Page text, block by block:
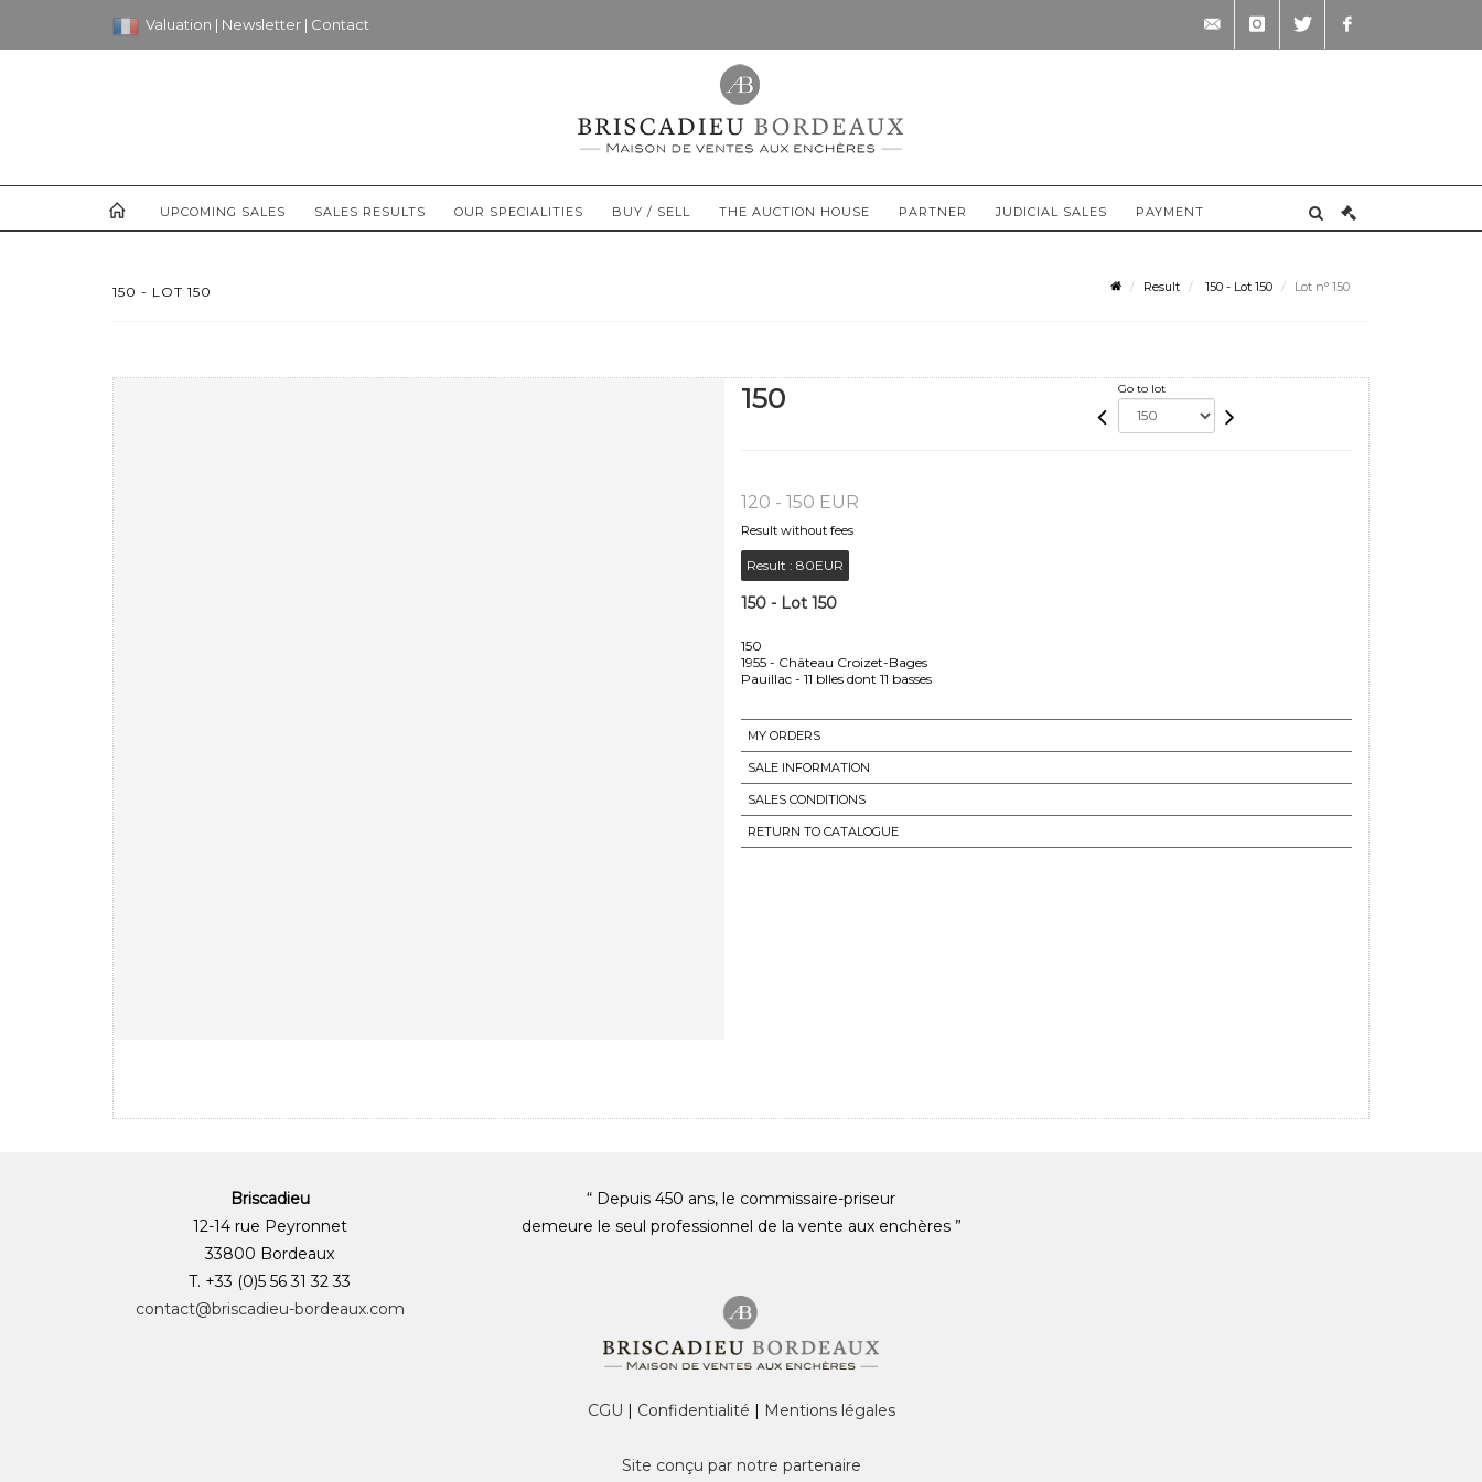
Valuation | Newsletter | Contact
UPCOMING SALES SALES RESULTS OUR SPECIALITIES BUY / SELL THE AUCTION HOUSE PARTNER JUDICIAL SALES PAYMENT
150 - LOT 150 Result 150 - Lot 150 Lot n° 150
150 Go to lot
120 - 150 EUR
Result without fees
Result : 80EUR
150 - Lot 150
150
1955 - Château Croizet-Bages
Pauillac - 11 blles dont 11 basses
MY ORDERS
SALE INFORMATION
SALES CONDITIONS
RETURN TO CATALOGUE
Briscadieu
12-14 rue Peyronnet
33800 Bordeaux
T. +33 (0)5 56 31 32 33
contact@briscadieu-bordeaux.com
“ Depuis 450 ans, le commissaire-priseur
demeure le seul professionnel de la vente aux enchères ”
CGU | Confidentialité | Mentions légales
Site conçu par notre partenaire